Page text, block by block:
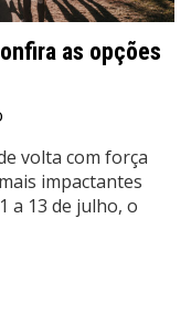
as opções
volta com força
impactantes
a 13 de julho, o